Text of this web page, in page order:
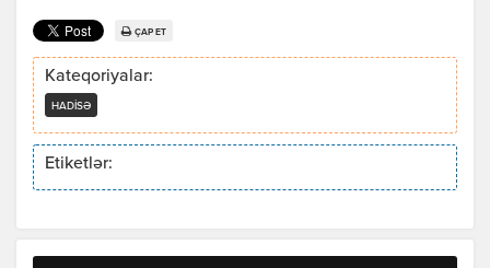
ÇAP ET
Kateqoriyalar:
HADISƏ
Etiketlər: